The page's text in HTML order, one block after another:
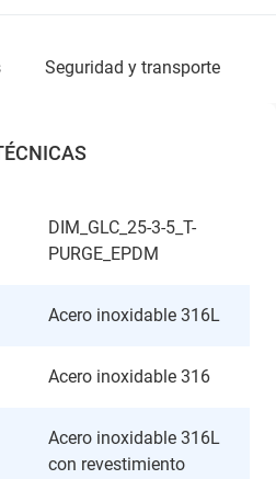
seguridad y transporte
DIM_GLC_25-3-5_T-
PURGE_EPDM
Acero inoxidable 316L
Acero inoxidable 316
Acero inoxidable 316L
con revestimiento